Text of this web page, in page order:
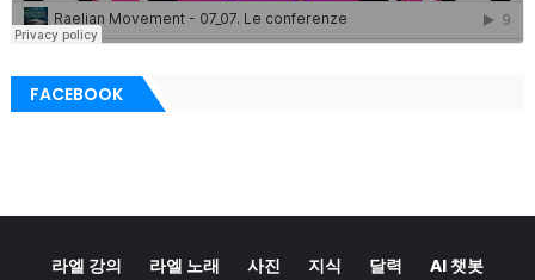
FACEBOOK
라엘 강의 라엘 노래 사진 지식 달력 AI 챗봇